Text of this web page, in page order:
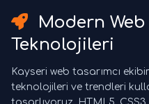
Modern Web
Teknolojileri
Kayseri web tasarımcı
teknolojileri ve trendleri